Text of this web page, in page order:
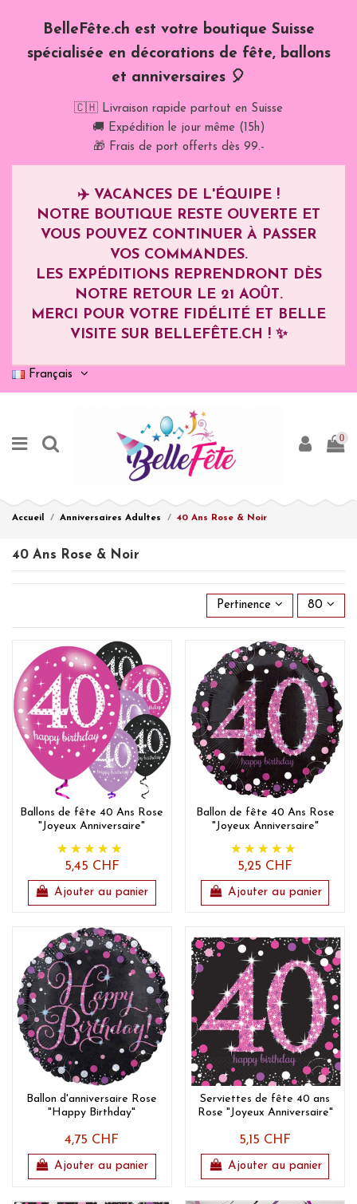
BelleFête.ch est votre boutique Suisse
spécialisée en décorations de fête, ballons
et anniversaires 🎈
🇨🇭 Livraison rapide partout en Suisse
🚚 Expédition le jour même (15h)
🎁 Frais de port offerts dès 99.-
✈️ VACANCES DE L'ÉQUIPE !
NOTRE BOUTIQUE RESTE OUVERTE ET
VOUS POUVEZ CONTINUER À PASSER
VOS COMMANDES.
LES EXPÉDITIONS REPRENDRONT DÈS
NOTRE RETOUR LE 21 AOÛT.
MERCI POUR VOTRE FIDÉLITÉ ET BELLE
VISITE SUR BELLEFÊTE.CH ! ✨
Français
0
Accueil Anniversaires Adultes 40 Ans Rose & Noir
40 Ans Rose & Noir
Pertinence 80
Ballons de fête 40 Ans Rose
"Joyeux Anniversaire"
5,45 CHF
Ajouter au panier
Ballon de fête 40 Ans Rose
"Joyeux Anniversaire"
5,25 CHF
Ajouter au panier
Ballon d'anniversaire Rose
"Happy Birthday"
4,75 CHF
Ajouter au panier
Serviettes de fête 40 ans
Rose "Joyeux Anniversaire"
5,15 CHF
Ajouter au panier